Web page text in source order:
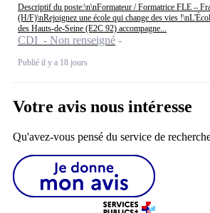
Descriptif du poste:\n\nFormateur / Formatrice FLE –
(H/F)\nRejoignez une école qui change des vies
des Hauts-de-Seine (E2C 92) accompagne...
CDI - Non renseigné
Publié il y a 18 jours
Votre avis nous intéresse
Qu'avez-vous pensé du service de